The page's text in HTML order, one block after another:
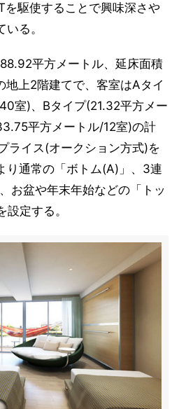
を駆使することで興味深さや
る。
平方メートル、延床面積
地上2階建てで、客室はAタイ
室)、Bタイプ(21.32平方メー
平方メートル/12室)の計
ライス(オークション方式)を
り通常の「ボトム(A)」、3連
お盆や年末年始などの「トッ
定する。